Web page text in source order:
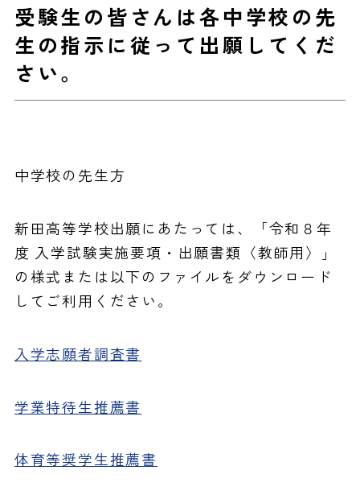
受験生の皆さんは各中学校の先
生の指示に従って出願してくだ
さい。
中学校の先生方
新田高等学校出願にあたっては、「令和８年
度 入学試験実施要項・出願書類〈教師用〉」
の様式または以下のファイルをダウンロード
してご利用ください。
入学志願者調査書
学業特待生推薦書
体育等奨学生推薦書